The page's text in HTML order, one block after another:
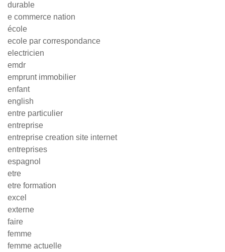
durable
e commerce nation
école
ecole par correspondance
electricien
emdr
emprunt immobilier
enfant
english
entre particulier
entreprise
entreprise creation site internet
entreprises
espagnol
etre
etre formation
excel
externe
faire
femme
femme actuelle